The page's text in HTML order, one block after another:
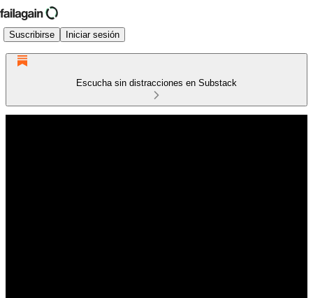
Suscribirse Iniciar sesión
Escucha sin distracciones en Substack